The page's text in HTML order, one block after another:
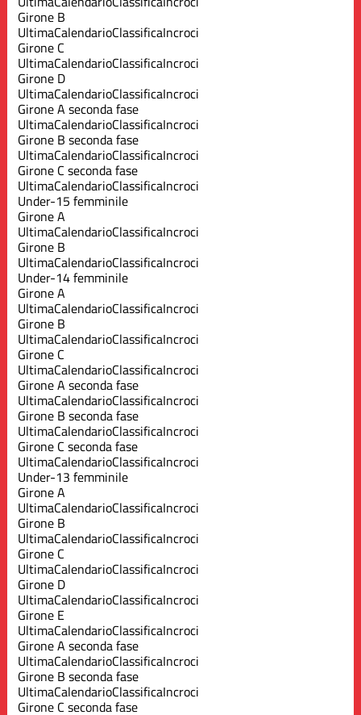
Girone B
UltimaCalendarioClassificaIncroci
Girone C
UltimaCalendarioClassificaIncroci
Girone D
UltimaCalendarioClassificaIncroci
Girone A seconda fase
UltimaCalendarioClassificaIncroci
Girone B seconda fase
UltimaCalendarioClassificaIncroci
Girone C seconda fase
UltimaCalendarioClassificaIncroci
Under-15 femminile
Girone A
UltimaCalendarioClassificaIncroci
Girone B
UltimaCalendarioClassificaIncroci
Under-14 femminile
Girone A
UltimaCalendarioClassificaIncroci
Girone B
UltimaCalendarioClassificaIncroci
Girone C
UltimaCalendarioClassificaIncroci
Girone A seconda fase
UltimaCalendarioClassificaIncroci
Girone B seconda fase
UltimaCalendarioClassificaIncroci
Girone C seconda fase
UltimaCalendarioClassificaIncroci
Under-13 femminile
Girone A
UltimaCalendarioClassificaIncroci
Girone B
UltimaCalendarioClassificaIncroci
Girone C
UltimaCalendarioClassificaIncroci
Girone D
UltimaCalendarioClassificaIncroci
Girone E
UltimaCalendarioClassificaIncroci
Girone A seconda fase
UltimaCalendarioClassificaIncroci
Girone B seconda fase
UltimaCalendarioClassificaIncroci
Girone C seconda fase